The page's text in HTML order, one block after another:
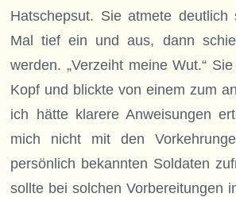
Hatschepsut. Sie atmete deutlich
Mal tief ein und aus, dann
werden. „Verzeiht meine Wut.“
Kopf und blickte von einem zum
ich hätte klarere Anweisungen
mich nicht mit den
persönlich bekannten Soldaten
sollte bei solchen Vorbereitungen